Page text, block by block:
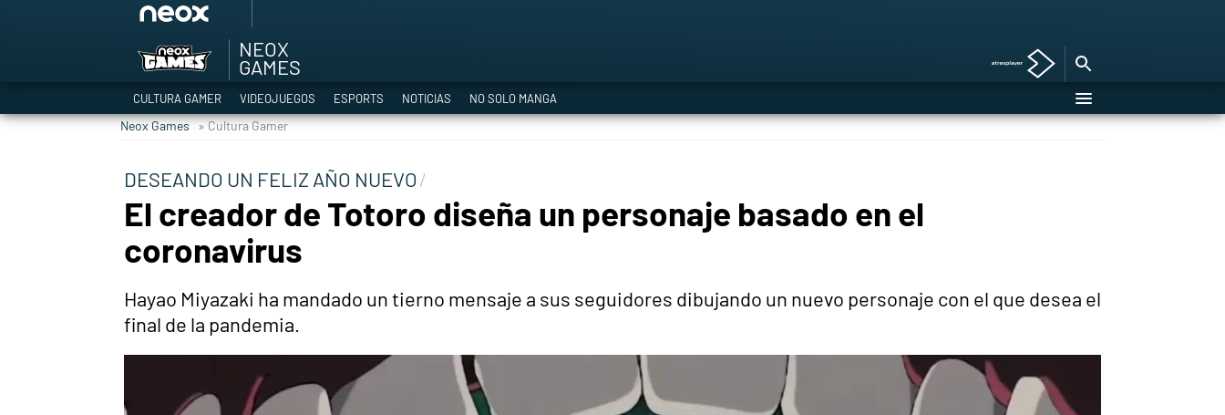
TGA Tercera gala
Hyrule Warriors
Asia peculiar tradición
NEOX
GAMES
CULTURA GAMER VIDEOJUEGOS ESPORTS NOTICIAS NO SOLO MANGA
Neox Games » Cultura Gamer
DESEANDO UN FELIZ AÑO NUEVO
El creador de Totoro diseña un personaje basado en el
coronavirus
Hayao Miyazaki ha mandado un tierno mensaje a sus seguidores dibujando un nuevo personaje con el que desea el
final de la pandemia.